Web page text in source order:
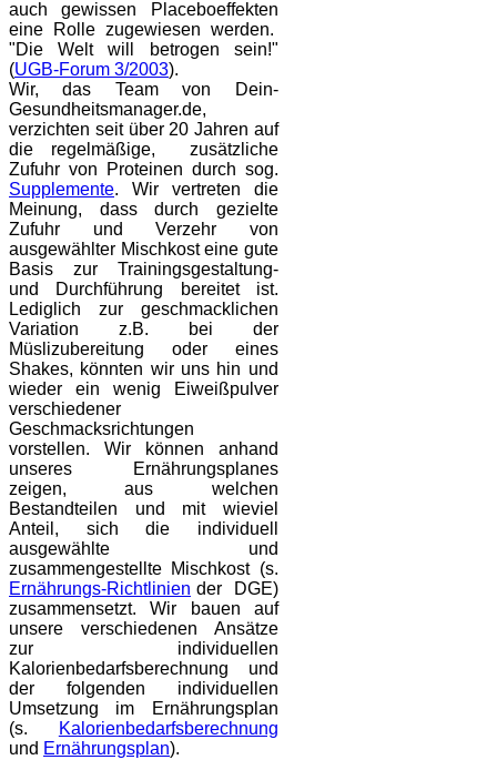
auch gewissen Placeboeffekten
eine Rolle zugewiesen werden.
"Die Welt will betrogen sein!"
(UGB-Forum 3/2003).
Wir, das Team von Dein-
Gesundheitsmanager.de,
verzichten seit über 20 Jahren auf
die regelmäßige, zusätzliche
Zufuhr von Proteinen durch sog.
Supplemente. Wir vertreten die
Meinung, dass durch gezielte
Zufuhr und Verzehr von
ausgewählter Mischkost eine gute
Basis zur Trainingsgestaltung-
und Durchführung bereitet ist.
Lediglich zur geschmacklichen
Variation z.B. bei der
Müslizubereitung oder eines
Shakes, könnten wir uns hin und
wieder ein wenig Eiweißpulver
verschiedener
Geschmacksrichtungen
vorstellen. Wir können anhand
unseres Ernährungsplanes
zeigen, aus welchen
Bestandteilen und mit wieviel
Anteil, sich die individuell
ausgewählte und
zusammengestellte Mischkost (s.
Ernährungs-Richtlinien der DGE)
zusammensetzt. Wir bauen auf
unsere verschiedenen Ansätze
zur individuellen
Kalorienbedarfsberechnung und
der folgenden individuellen
Umsetzung im Ernährungsplan
(s.
Kalorienbedarfsberechnung
und Ernährungsplan).